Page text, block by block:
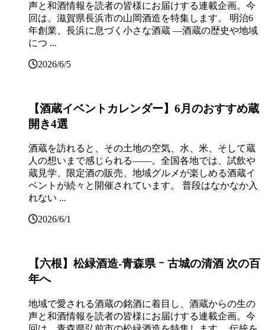
声と和酒情報を読者の皆様にお届けする連載企画。今
回は、滋賀県長浜市の山岡酒造を特集します。 明治6
年創業、長浜に息づく小さな酒蔵 ―酒蔵の歴史や地域
につ ...
2026/6/5
【酒蔵イベントカレンダー】6月のおすすめ蔵
開き4選
酒蔵を訪れると、その土地の空気、水、米、そして蔵
人の想いまで感じられる——。全国各地では、試飲や
蔵見学、限定酒の販売、地域グルメが楽しめる酒蔵イ
ベントが続々と開催されています。 普段はなかなか入
れない ...
2026/6/1
【六根】松緑酒造‐青森県 ｰ 古城の清酒 次の百
年へ
地域で愛される酒蔵の銘酒に着目し、酒蔵からの生の
声と和酒情報を読者の皆様にお届けする連載企画。今